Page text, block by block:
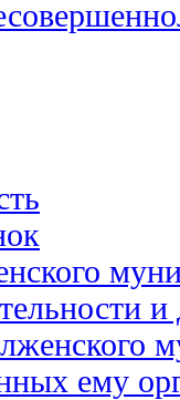
ему